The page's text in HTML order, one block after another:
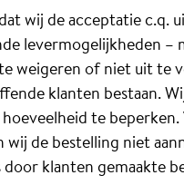
wij de acceptatie c.q.
levermogelijkheden
weigeren of niet uit te
klanten bestaan.
te
de bestelling niet
klanten gemaakte